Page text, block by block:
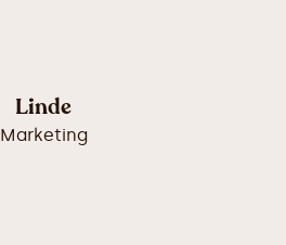
Linde
Marketing